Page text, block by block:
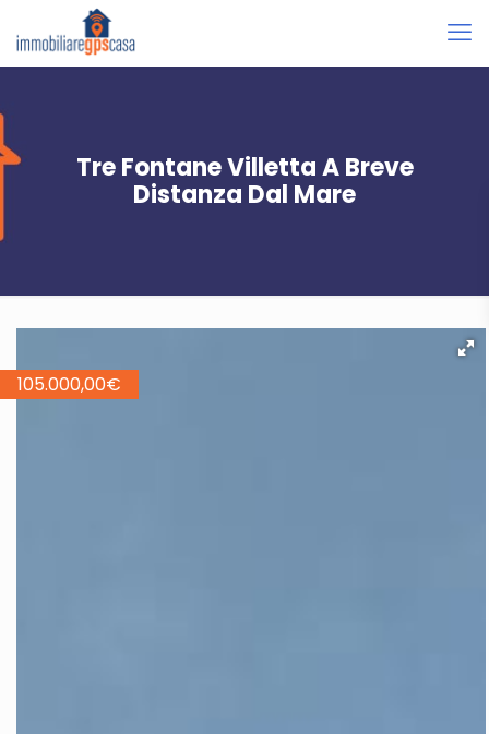
Tre Fontane Villetta A Breve
Distanza Dal Mare
105.000,00€